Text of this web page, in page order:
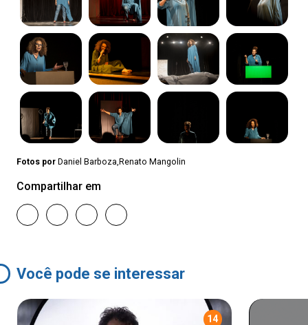
Fotos por Daniel Barboza,Renato Mangolin
Compartilhar em
Você pode se interessar
14